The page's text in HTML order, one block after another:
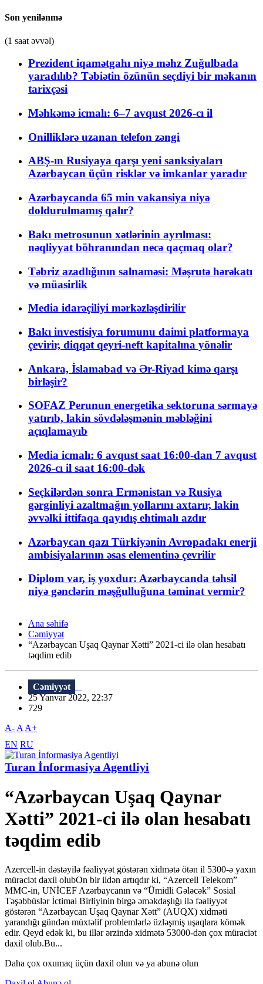
Son yenilənmə
(1 saat əvvəl)
Prezident iqamətgahı niyə məhz Zuğulbada
yaradılıb? Təbiətin özünün seçdiyi bir məkanın
tarixçəsi
Məhkəmə icmalı: 6–7 avqust 2026-cı il
Onilliklərə uzanan telefon zəngi
ABŞ-ın Rusiyaya qarşı yeni sanksiyaları
Azərbaycan üçün risklər və imkanlar yaradır
Azərbaycanda 65 min vakansiya niyə
doldurulmamış qalır?
Bakı metrosunun xətlərinin ayrılması:
nəqliyyat böhranından necə qaçmaq olar?
Təbriz azadlığının salnaməsi: Məşrutə hərəkatı
və müasirlik
Media idarəçiliyi mərkəzləşdirilir
Bakı investisiya forumunu daimi platformaya
çevirir, diqqət qeyri-neft kapitalına yönəlir
Ankara, İslamabad və Ər-Riyad kimə qarşı
birləşir?
SOFAZ Perunun energetika sektoruna sərmayə
yatırıb, lakin sövdələşmənin məbləğini
açıqlamayıb
Media icmalı: 6 avqust saat 16:00-dan 7 avqust
2026-cı il saat 16:00-dək
Seçkilərdən sonra Ermənistan və Rusiya
gərginliyi azaltmağın yollarını axtarır, lakin
əvvəlki ittifaqa qayıdış ehtimalı azdır
Azərbaycan qazı Türkiyənin Avropadakı enerji
ambisiyalarının əsas elementinə çevrilir
Diplom var, iş yoxdur: Azərbaycanda təhsil
niyə gənclərin məşğulluğuna təminat vermir?
Ana səhifə
Cəmiyyət
“Azərbaycan Uşaq Qaynar Xətti” 2021-ci ilə olan hesabatı
təqdim edib
Cəmiyyət
25 Yanvar 2022, 22:37
729
A- A A+
EN RU
Turan İnformasiya Agentliyi
“Azərbaycan Uşaq Qaynar
Xətti” 2021-ci ilə olan hesabatı
təqdim edib
Azercell-in dəstəyilə fəaliyyət göstərən xidmətə ötən il 5300-ə yaxın
müraciət daxil olubOn bir ildən artıqdır ki, “Azercell Telekom”
MMC-in, UNİCEF Azərbaycanın və “Ümidli Gələcək” Sosial
Təşəbbüslər İctimai Birliyinin birgə əməkdaşlığı ilə fəaliyyət
göstərən “Azərbaycan Uşaq Qaynar Xətt” (AUQX) xidməti
yarandığı gündən müxtəlif problemlərlə üzləşmiş uşaqlara kömək
edir. Qeyd edək ki, bu illər ərzində xidmətə 53000-dən çox müraciət
daxil olub.Bu...
Daha çox oxumaq üçün daxil olun və ya abunə olun